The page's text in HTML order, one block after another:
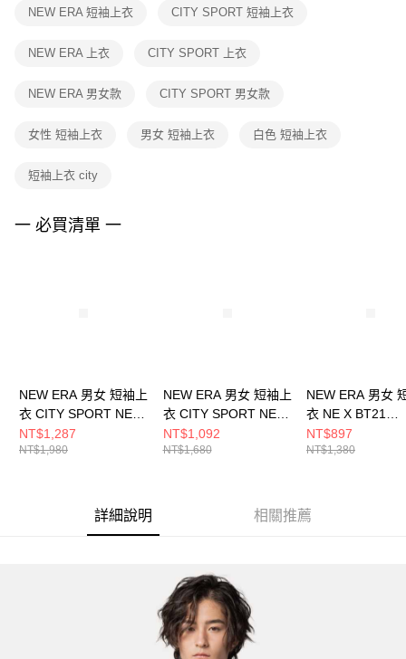
客戶支援中心」https://netprotections.freshdesk.com/support/home
１．透過由恩沛科技股份有限公司提供之「AFTEE先享後付」服務完成之交
權轉讓予恩沛科技股份有限公司。
３．未成年的使用者請事先徵得法定代理人或監護人之同意方可使用
任。
請求用戶進行身份認證。
５．嚴禁一人註冊多個帳號或使用他人資訊註冊。若發現惡意使用之情形，
NEW ERA 短袖上衣 CITY SPORT 短袖上衣
NEW ERA 上衣 CITY SPORT 上衣
NEW ERA 男女款 CITY SPORT 男女款
女性 短袖上衣 男女 短袖上衣 白色 短袖上衣
短袖上衣 city
一 必買清單 一
NEW ERA 男女 短袖上
衣 CITY SPORT NE
藍 NE14500148
NT$1,287
NT$1,980
NEW ERA 男女 短袖上
衣 CITY SPORT NE
鴨綠 NE14500150
NT$1,092
NT$1,680
NEW ERA 男女
衣 NE X BT21
JOURNEY
NE14901012
NT$897
NT$1,380
詳細說明 相關推薦